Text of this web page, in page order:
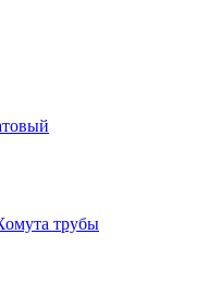
трубы